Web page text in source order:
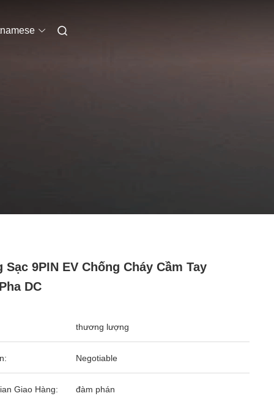
Sạc 9PIN EV Chống Cháy Cầm Tay
DC
thương lượng
Negotiable
Giao Hàng: đàm phán